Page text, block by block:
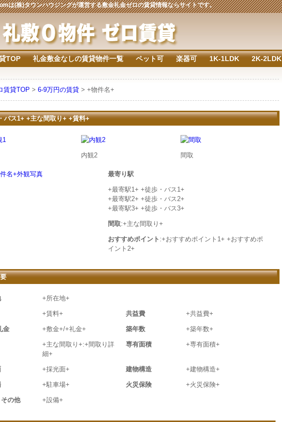
は(株)タウンハウジングが運営する敷金礼金ゼロの賃貸情報ならサイトです。
TOP 礼金敷金なしの賃貸物件一覧 ペット可 楽器可 1K-1LDK 2K-2LDK
賃貸TOP > 6-9万円の賃貸 > +物件名+
バス1+ +主な間取り+ +賃料+
内観2 間取
最寄り駅
+最寄駅1+ +徒歩・バス1+
+最寄駅2+ +徒歩・バス2+
+最寄駅3+ +徒歩・バス3+
間取:+主な間取り+
おすすめポイント :+おすすめポイント1+ +おすすめポ
イント2+
+所在地+
+賃料+ 共益費 +共益費+
金 +敷金+/+礼金+ 築年数 +築年数+
+主な間取り+:+間取り詳
細+
専有面積 +専有面積+
+採光面+ 建物構造 +建物構造+
+駐車場+ 火災保険 +火災保険+
の他 +設備+